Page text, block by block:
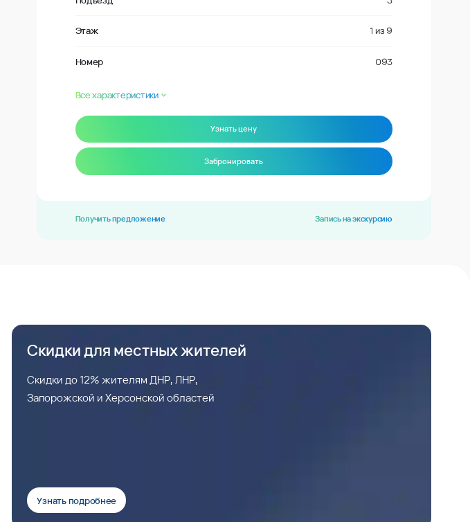
Этаж 1 из 9
Номер 093
Все характеристики
Узнать цену
Забронировать
Получить предложение Запись на экскурсию
Скидки для местных жителей
Скидки до 12% жителям ДНР, ЛНР,
Запорожской и Херсонской областей
Узнать подробнее